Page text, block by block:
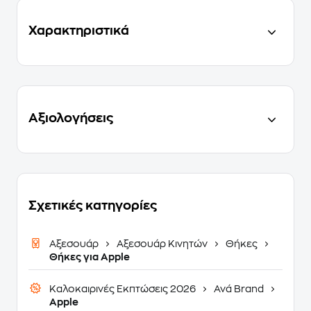
Χαρακτηριστικά
Αξιολογήσεις
Σχετικές κατηγορίες
Αξεσουάρ Αξεσουάρ Κινητών
Θήκες
Θήκες για Apple
Καλοκαιρινές Εκπτώσεις 2026
Ανά Brand
Apple